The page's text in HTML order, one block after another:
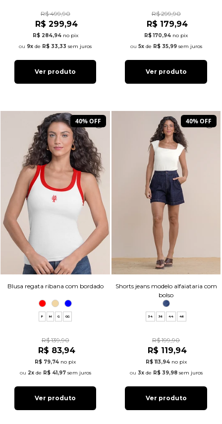
R$ 499,90
R$ 299,94
R$ 284,94 no pix
9x de R$ 33,33 sem juros
Ver produto
R$ 299,90
R$ 179,94
R$ 170,94 no pix
5xde R$ 35,99sem juros
Ver produto
40% OFF
Blusa regata ribana com bordado
P M G GG
R$ 139,90
R$ 83,94
R$ 79,74 no pix
2xde R$ 41,97sem juros
Ver produto
40% OFF
Shorts jeans modelo alfaiataria com
bolso
34 36 44 46
R$ 199,90
R$ 119,94
R$ 113,94 no pix
3xde R$ 39,98sem juros
Ver produto